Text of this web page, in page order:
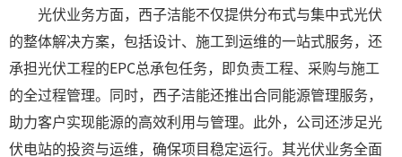
光伏业务方面，西子洁能不仅提供分布式与集中式光伏
的整体解决方案，包括设计、施工到运维的一站式服务，还
承担光伏工程的EPC总承包任务，即负责工程、采购与施工
的全过程管理。同时，西子洁能还推出合同能源管理服务，
助力客户实现能源的高效利用与管理。此外，公司还涉足光
伏电站的投资与运维，确保项目稳定运行。其光伏业务全面